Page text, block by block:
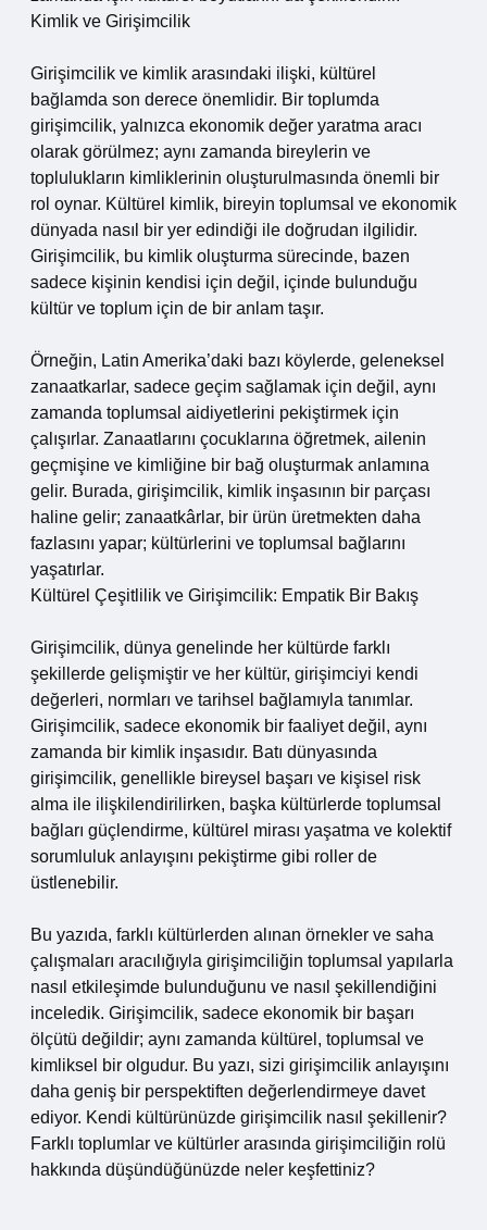
Kimlik ve Girişimcilik
Girişimcilik ve kimlik arasındaki ilişki, kültürel
bağlamda son derece önemlidir. Bir toplumda
girişimcilik, yalnızca ekonomik değer yaratma aracı
olarak görülmez; aynı zamanda bireylerin ve
toplulukların kimliklerinin oluşturulmasında önemli bir
rol oynar. Kültürel kimlik, bireyin toplumsal ve ekonomik
dünyada nasıl bir yer edindiği ile doğrudan ilgilidir.
Girişimcilik, bu kimlik oluşturma sürecinde, bazen
sadece kişinin kendisi için değil, içinde bulunduğu
kültür ve toplum için de bir anlam taşır.
Örneğin, Latin Amerika’daki bazı köylerde, geleneksel
zanaatkarlar, sadece geçim sağlamak için değil, aynı
zamanda toplumsal aidiyetlerini pekiştirmek için
çalışırlar. Zanaatlarını çocuklarına öğretmek, ailenin
geçmişine ve kimliğine bir bağ oluşturmak anlamına
gelir. Burada, girişimcilik, kimlik inşasının bir parçası
haline gelir; zanaatkârlar, bir ürün üretmekten daha
fazlasını yapar; kültürlerini ve toplumsal bağlarını
yaşatırlar.
Kültürel Çeşitlilik ve Girişimcilik: Empatik Bir Bakış
Girişimcilik, dünya genelinde her kültürde farklı
şekillerde gelişmiştir ve her kültür, girişimciyi kendi
değerleri, normları ve tarihsel bağlamıyla tanımlar.
Girişimcilik, sadece ekonomik bir faaliyet değil, aynı
zamanda bir kimlik inşasıdır. Batı dünyasında
girişimcilik, genellikle bireysel başarı ve kişisel risk
alma ile ilişkilendirilirken, başka kültürlerde toplumsal
bağları güçlendirme, kültürel mirası yaşatma ve kolektif
sorumluluk anlayışını pekiştirme gibi roller de
üstlenebilir.
Bu yazıda, farklı kültürlerden alınan örnekler ve saha
çalışmaları aracılığıyla girişimciliğin toplumsal yapılarla
nasıl etkileşimde bulunduğunu ve nasıl şekillendiğini
inceledik. Girişimcilik, sadece ekonomik bir başarı
ölçütü değildir; aynı zamanda kültürel, toplumsal ve
kimliksel bir olgudur. Bu yazı, sizi girişimcilik anlayışını
daha geniş bir perspektiften değerlendirmeye davet
ediyor. Kendi kültürünüzde girişimcilik nasıl şekillenir?
Farklı toplumlar ve kültürler arasında girişimciliğin rolü
hakkında düşündüğünüzde neler keşfettiniz?